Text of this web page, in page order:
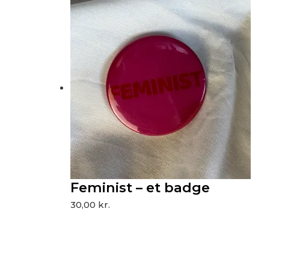
Feminist – et badge
30,00 kr.